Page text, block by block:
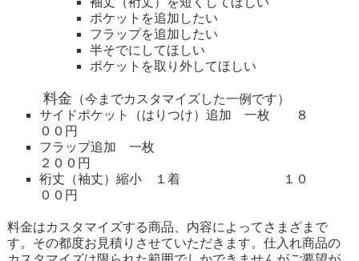
ポケットを追加したい
フラップを追加したい
半そでにしてほしい
ポケットを取り外してほしい
料金 （今までカスタマイズした一例です）
サイドポケット（はりつけ）追加 一枚 ８
００円
フラップ追加 一枚
２００円
裄丈（袖丈）縮小 １着 １０
００円
料金はカスタマイズする商品、内容によってさまざまで
す。その都度お見積りさせていただきます。仕入れ商品の